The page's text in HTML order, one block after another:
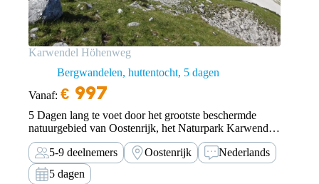
Karwendel Höhenweg
Bergwandelen, huttentocht 5 dagen
Vanaf: € 997
5 Dagen lang te voet door het grootste beschermde
natuurgebied van Oostenrijk, het Naturpark Karwendel.
Onze Karwendel Höhenweg is een bucketlist avontuur
voor ervaren en conditioneel sterke huttentochters.
5-9 deelnemers Oostenrijk
Nederlands
5 dagen